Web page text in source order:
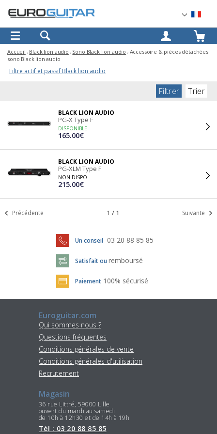
OK
Accueil Black lion audio Sono Black lion audio Accessoire & pièces détachées
sono Black lion audio
Filtre actif et passif Black lion audio
Filtrer Trier
BLACK LION AUDIO
PG-X Type F
DISPONIBLE
165.00€
BLACK LION AUDIO
PG-XLM Type F
NON DISPO
215.00€
Précédente 1 / 1 Suivante
Un conseil 03 20 88 85 85
Satisfait ou remboursé
Paiement 100% sécurisé
Euroguitar.com
Qui sommes nous ?
Questions fréquentes
Conditions générales de vente
Conditions générales d'utilisation
Recrutement
Magasin
36 rue Littré, 59000 Lille
ouvert du mardi au samedi
de 10h à 12h30 et de 14h à 19h
Tél : 03 20 88 85 85